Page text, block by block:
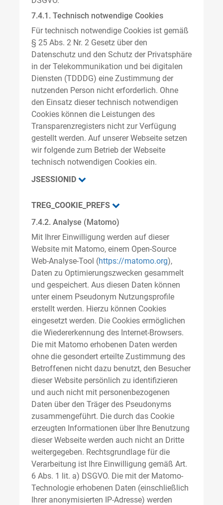
7.4.1. Technisch notwendige Cookies
Für technisch notwendige Cookies ist gemäß
§ 25 Abs. 2 Nr. 2 Gesetz über den
Datenschutz und den Schutz der Privatsphäre
in der Telekommunikation und bei digitalen
Diensten (TDDDG) eine Zustimmung der
nutzenden Person nicht erforderlich. Ohne
den Einsatz dieser technisch notwendigen
Cookies können die Leistungen des
Transparenzregisters nicht zur Verfügung
gestellt werden. Auf unserer Webseite setzen
wir folgende zum Betrieb der Webseite
technisch notwendigen Cookies ein.
JSESSIONID
TREG_COOKIE_PREFS
7.4.2. Analyse (Matomo)
Mit Ihrer Einwilligung werden auf dieser
Website mit Matomo, einem Open-Source
Web-Analyse-Tool (https://matomo.org),
Daten zu Optimierungszwecken gesammelt
und gespeichert. Aus diesen Daten können
unter einem Pseudonym Nutzungsprofile
erstellt werden. Hierzu können Cookies
eingesetzt werden. Die Cookies ermöglichen
die Wiedererkennung des Internet-Browsers.
Die mit Matomo erhobenen Daten werden
ohne die gesondert erteilte Zustimmung des
Betroffenen nicht dazu benutzt, den Besucher
dieser Website persönlich zu identifizieren
und auch nicht mit personenbezogenen
Daten über den Träger des Pseudonyms
zusammengeführt. Die durch das Cookie
erzeugten Informationen über Ihre Benutzung
dieser Webseite werden auch nicht an Dritte
weitergegeben. Rechtsgrundlage für die
Verarbeitung ist Ihre Einwilligung gemäß Art.
6 Abs. 1 lit. a) DSGVO. Die mit der Matomo-
Technologie erhobenen Daten (einschließlich
Ihrer anonymisierten IP-Adresse) werden